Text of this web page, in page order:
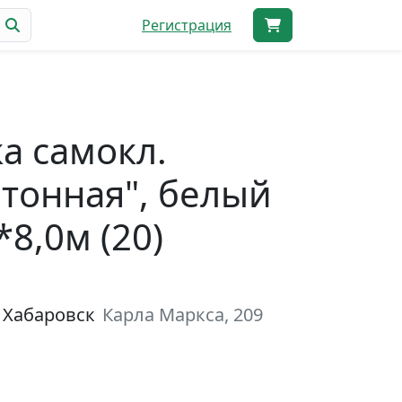
Регистрация
самокл.
белый
(20)
Карла Маркса, 209